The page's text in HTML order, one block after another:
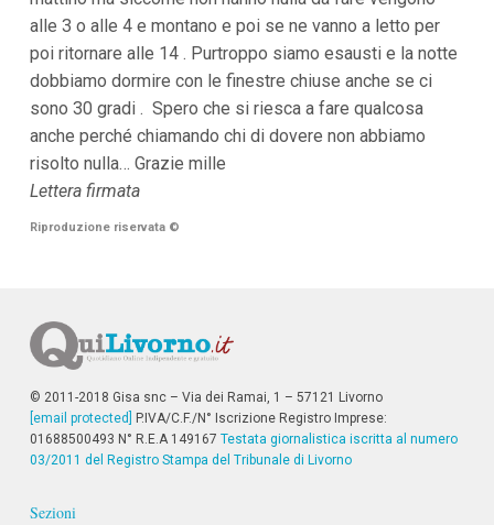
i
V
a
i
a
l
e
n
P
i
a
l
e
a
i
i
n
n
alle 3 o alle 4 e montano e poi se ne vanno a letto per
poi ritornare alle 14 . Purtroppo siamo esausti e la notte
dobbiamo dormire con le finestre chiuse anche se ci
sono 30 gradi . Spero che si riesca a fare qualcosa
anche perché chiamando chi di dovere non abbiamo
risolto nulla… Grazie mille
Lettera firmata
Riproduzione riservata ©
© 2011-2018 Gisa snc – Via dei Ramai, 1 – 57121 Livorno
[email protected]
P.IVA/C.F./N° Iscrizione Registro Imprese:
01688500493 N° R.E.A 149167 Testata giornalistica iscritta al numero
03/2011 del Registro Stampa del Tribunale di Livorno
Sezioni